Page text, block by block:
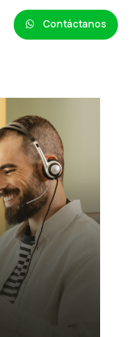
Contáctanos